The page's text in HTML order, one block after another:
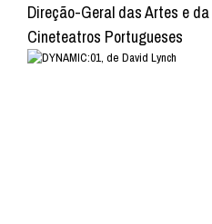
Direção-Geral das Artes e
Cineteatros Portugueses